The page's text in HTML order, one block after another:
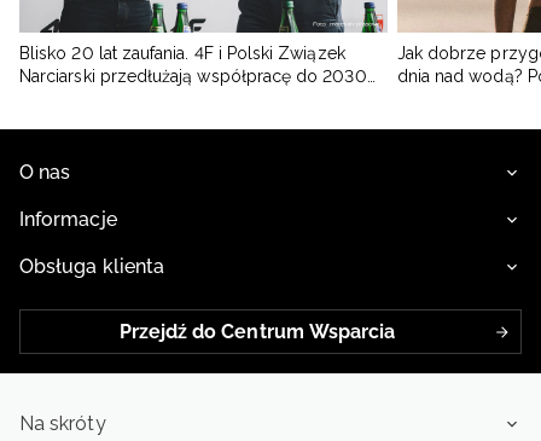
Blisko 20 lat zaufania. 4F i Polski Związek
Narciarski przedłużają współpracę do 2030
Jak dobrze
dnia nad wodą?
O nas
Informacje
Obsługa klienta
Przejdź do Centrum Wsparcia
Na skróty